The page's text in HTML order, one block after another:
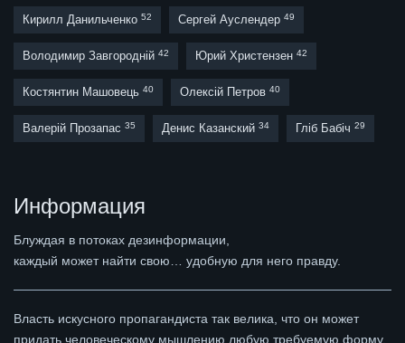
Кирилл Данильченко 52 Сергей Ауслендер 49
Володимир Завгородній 42 Юрий Христензен 42
Костянтин Машовець 40 Олексій Петров 40
Валерій Прозапас 35 Денис Казанский 34 Гліб Бабіч 29
Информация
Блуждая в потоках дезинформации,
каждый может найти свою… удобную для него правду.
Власть искусного пропагандиста так велика, что он может
придать человеческому мышлению любую требуемую форму,